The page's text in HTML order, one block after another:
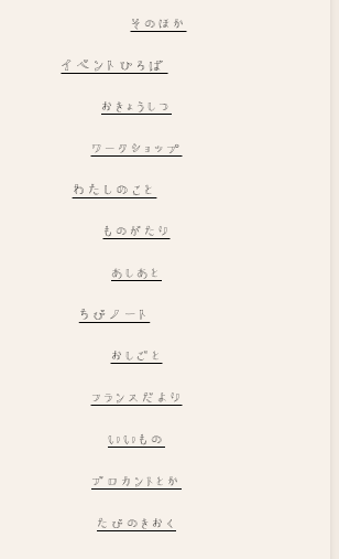
そのほか
イベントひろば
おきょうしつ
ワークショップ
わたしのこと
ものがたり
あしあと
ちびノート
おしごと
フランスだより
いいもの
ブロカントとか
たびのきおく